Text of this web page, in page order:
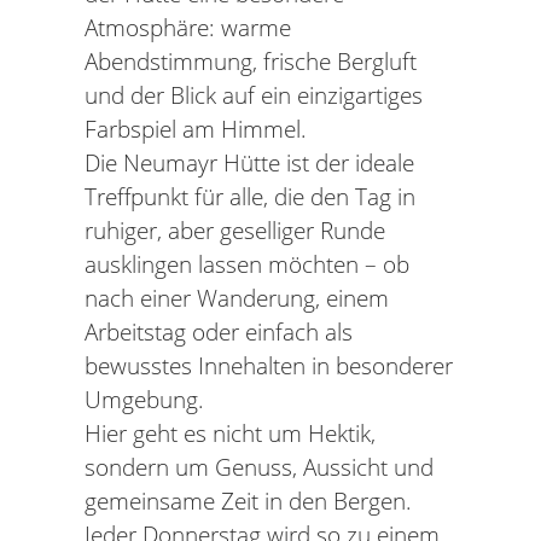
Atmosphäre: warme
Abendstimmung, frische Bergluft
und der Blick auf ein einzigartiges
Farbspiel am Himmel.
Die Neumayr Hütte ist der ideale
Treffpunkt für alle, die den Tag in
ruhiger, aber geselliger Runde
ausklingen lassen möchten – ob
nach einer Wanderung, einem
Arbeitstag oder einfach als
bewusstes Innehalten in besonderer
Umgebung.
Hier geht es nicht um Hektik,
sondern um Genuss, Aussicht und
gemeinsame Zeit in den Bergen.